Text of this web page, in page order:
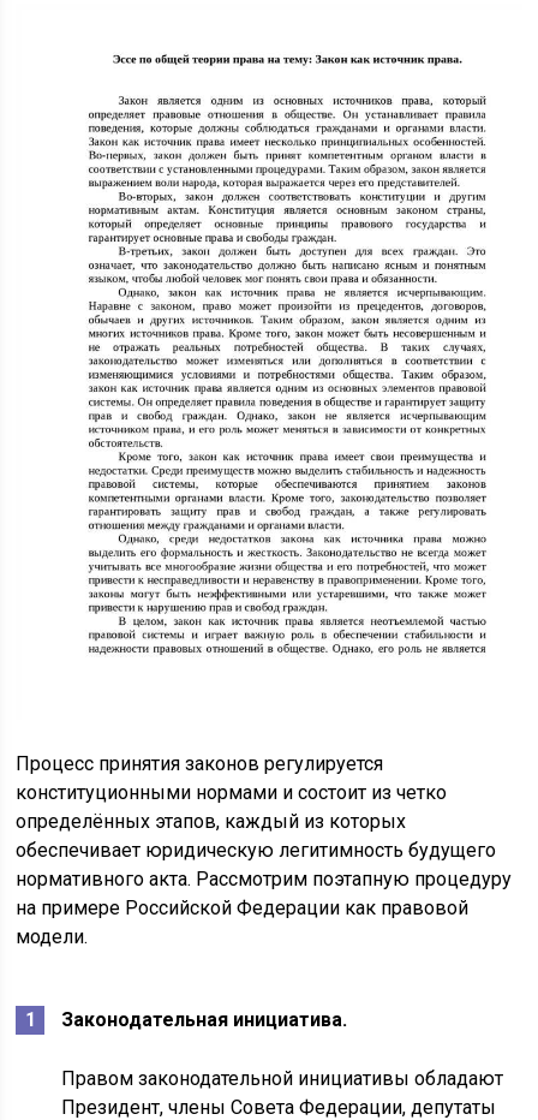
Процесс принятия законов регулируется
конституционными нормами и состоит из четко
определённых этапов, каждый из которых
обеспечивает юридическую легитимность будущего
нормативного акта. Рассмотрим поэтапную процедуру
на примере Российской Федерации как правовой
модели.
Законодательная инициатива.
Правом законодательной инициативы обладают
Президент, члены Совета Федерации, депутаты